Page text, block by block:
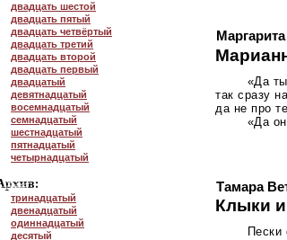
двадцать шестой
двадцать пятый
двадцать четвёртый
двадцать третий
двадцать второй
двадцать первый
двадцатый
девятнадцатый
восемнадцатый
семнадцатый
шестнадцатый
пятнадцатый
четырнадцатый
тринадцатый
двенадцатый
одиннадцатый
десятый
«Да
так сразу
да не про
«Да
Тамара
Клыки
Пески